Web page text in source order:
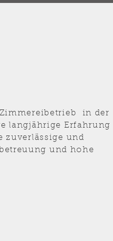
in der
langjährige Erfahrung
zuverlässige und
und hohe